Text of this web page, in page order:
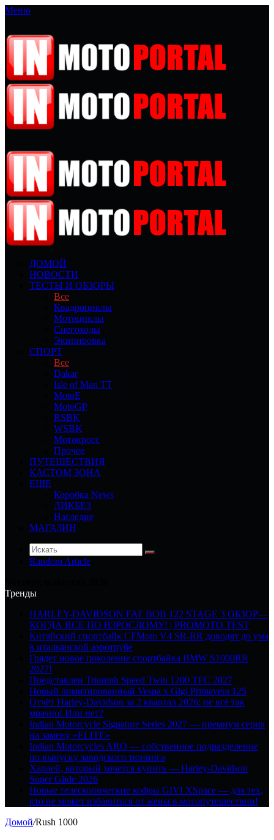
Меню
ДОМОЙ
НОВОСТИ
ТЕСТЫ И ОБЗОРЫ
Все
Квадроциклы
Мотоциклы
Снегоходы
Экипировка
СПОРТ
Все
Dakar
Isle of Man TT
MotoE
MotoGP
RSBK
WSBK
Мотокросс
Прочее
ПУТЕШЕСТВИЯ
КАСТОМ ЗОНА
ЕЩЕ
Коробка News
ЛИКБЕЗ
Наследие
МАГАЗИН
Random Article
Тренды
HARLEY-DAVIDSON FAT BOB 122 STAGE 3 ОБЗОР—
КОГДА ВСЕ ПО ВЗРОСЛОМУ! | PROMOTO TEST
Китайский спортбайк CFMoto V4 SR-RR доводят до ума
в итальянской аэротрубе
Грядет новое поколение спортбайка BMW S1000RR
2027!
Представлен Triumph Speed Twin 1200 TFC 2027
Новый лимитированный Vespa x Gigi Primavera 125
Отчёт Harley-Davidson за 2 квартал 2026: не всё так
мрачно! Или нет?
Indian Motorcycle Signature Series 2027 — премиум серия
на замену «ELITE»
Indian Motorcycles ARO — собственное подразделение
по выпуску заводского тюнинга
Харлей, который хочется купить — Harley-Davidson
Super Glide 2026
Новые телескопические кофры GIVI XSpace — для тех,
кто не может избавиться от жены в мотопутешествии!
Домой/Rush 1000